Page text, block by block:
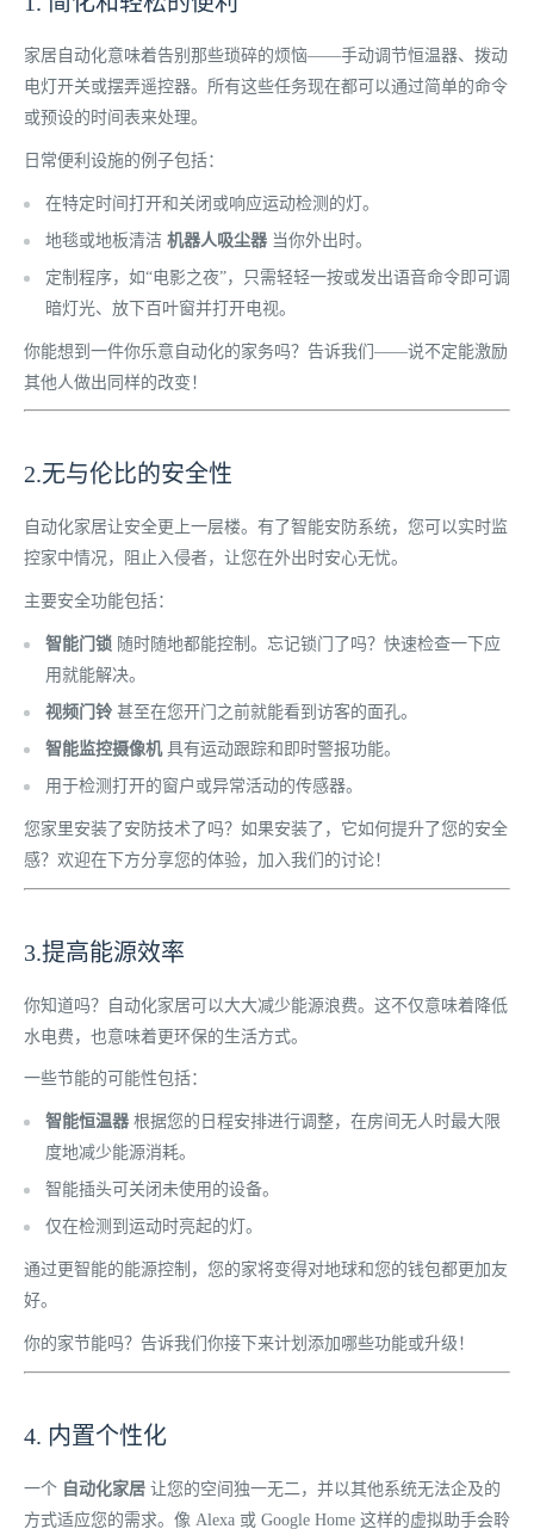
家居自动化意味着告别那些琐碎的烦恼——手动调节恒温器、拨动
电灯开关或摆弄遥控器。所有这些任务现在都可以通过简单的命令
或预设的时间表来处理。
日常便利设施的例子包括：
在特定时间打开和关闭或响应运动检测的灯。
地毯或地板清洁 机器人吸尘器 当你外出时。
定制程序，如“电影之夜”，只需轻轻一按或发出语音命令即可调
暗灯光、放下百叶窗并打开电视。
你能想到一件你乐意自动化的家务吗？告诉我们——说不定能激励
其他人做出同样的改变！
2.无与伦比的安全性
自动化家居让安全更上一层楼。有了智能安防系统，您可以实时监
控家中情况，阻止入侵者，让您在外出时安心无忧。
主要安全功能包括：
智能门锁 随时随地都能控制。忘记锁门了吗？快速检查一下应
用就能解决。
视频门铃 甚至在您开门之前就能看到访客的面孔。
智能监控摄像机 具有运动跟踪和即时警报功能。
用于检测打开的窗户或异常活动的传感器。
您家里安装了安防技术了吗？如果安装了，它如何提升了您的安全
感？欢迎在下方分享您的体验，加入我们的讨论！
3.提高能源效率
你知道吗？自动化家居可以大大减少能源浪费。这不仅意味着降低
水电费，也意味着更环保的生活方式。
一些节能的可能性包括：
智能恒温器 根据您的日程安排进行调整，在房间无人时最大限
度地减少能源消耗。
智能插头可关闭未使用的设备。
仅在检测到运动时亮起的灯。
通过更智能的能源控制，您的家将变得对地球和您的钱包都更加友
好。
你的家节能吗？告诉我们你接下来计划添加哪些功能或升级！
4. 内置个性化
一个 自动化家居 让您的空间独一无二，并以其他系统无法企及的
方式适应您的需求。像 Alexa 或 Google Home 这样的虚拟助手会聆